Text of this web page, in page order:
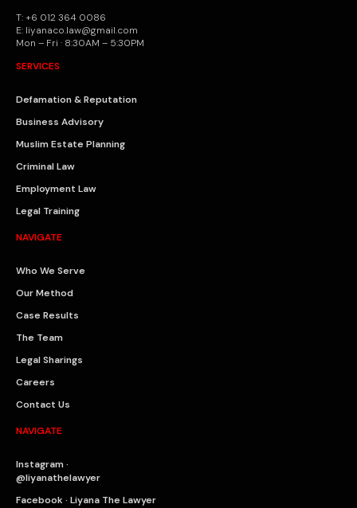
T: +6 012 364 0086
E: liyanaco.law@gmail.com
Mon – Fri · 8:30AM – 5:30PM
SERVICES
Defamation & Reputation
Business Advisory
Muslim Estate Planning
Criminal Law
Employment Law
Legal Training
NAVIGATE
Who We Serve
Our Method
Case Results
The Team
Legal Sharings
Careers
Contact Us
NAVIGATE
Instagram ·
@liyanathelawyer
Facebook · Liyana The Lawyer